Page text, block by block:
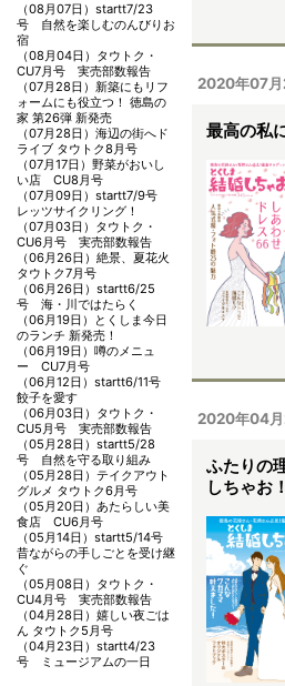
2020年07月
最高の私
2020年04
ふたりの
しちゃお
（08月07日） startt7/23
号 自然を楽しむのんびりお
宿
（08月04日） タウトク・
CU7月号 実売部数報告
（07月28日） 新築にもリフ
ォームにも役立つ！ 徳島の
家 第26弾 新発売
（07月28日） 海辺の街へド
ライブ タウトク8月号
（07月17日） 野菜がおいし
い店 CU8月号
（07月09日） startt7/9号
レッツサイクリング！
（07月03日） タウトク・
CU6月号 実売部数報告
（06月26日） 絶景、夏花火
タウトク7月号
（06月26日） startt6/25
号 海・川ではたらく
（06月19日）
とくしま今日
のランチ 新発売！
（06月19日） 噂のメニュ
ー CU7月号
（06月12日） startt6/11号
餃子を愛す
（06月03日） タウトク・
CU5月号 実売部数報告
（05月28日） startt5/28
号 自然を守る取り組み
（05月28日） テイクアウト
グルメ タウトク6月号
（05月20日） あたらしい美
食店 CU6月号
（05月14日） startt5/14号
昔ながらの手しごとを受け継
ぐ
（05月08日） タウトク・
CU4月号 実売部数報告
（04月28日） 嬉しい夜ごは
ん タウトク5月号
（04月23日） startt4/23
号 ミュージアムの一日